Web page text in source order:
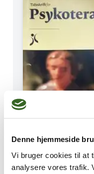
Denne hjemmeside
Vi bruger cookies til at
analysere vores trafik.